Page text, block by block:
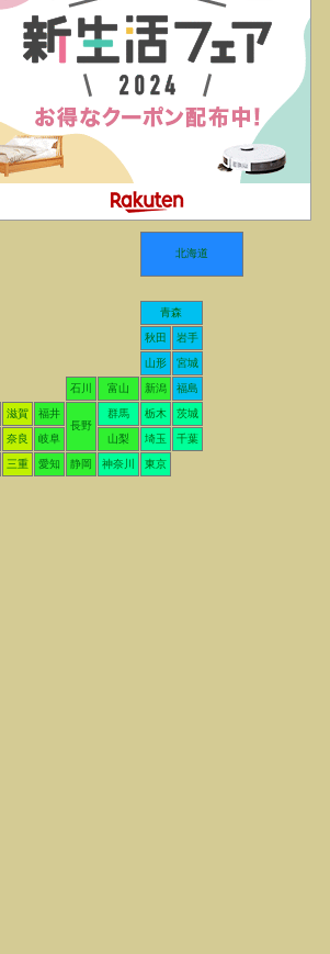
北海道
青森
秋田 岩手
山形 宮城
石川 富山 新潟 福島
滋賀
福井
長野
群馬 栃木 茨城
奈良 岐阜 山梨 埼玉 千葉
三重 愛知 静岡 神奈川 東京